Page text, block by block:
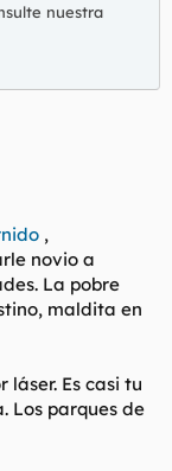
nuestra
,
novio a
La pobre
maldita en
Es casi tu
Los parques de